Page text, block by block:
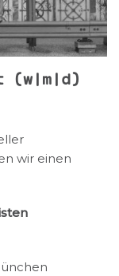
(w|m|d)
wir einen